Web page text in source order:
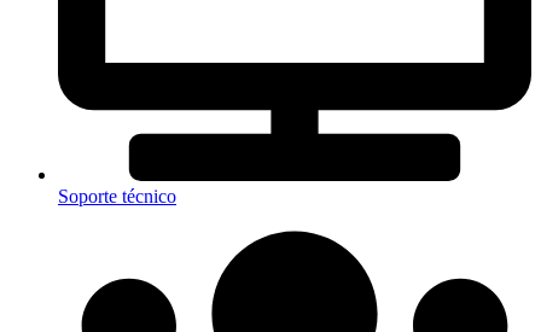
Soporte técnico